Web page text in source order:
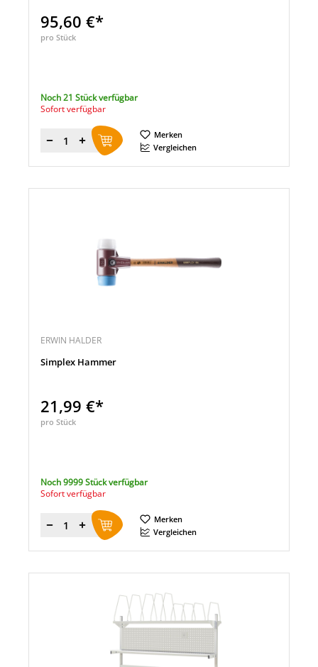
95,60 €*
pro Stück
Noch 21 Stück verfügbar
Sofort verfügbar
Menge
Merken
Vergleichen
ERWIN HALDER
Simplex Hammer
21,99 €*
pro Stück
Noch 9999 Stück verfügbar
Sofort verfügbar
Menge
Merken
Vergleichen